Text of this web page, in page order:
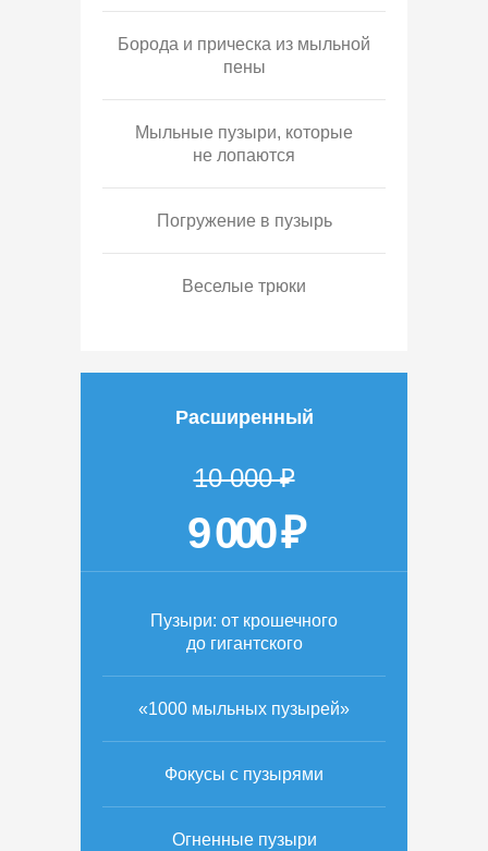
Борода и прическа из мыльной
пены
Мыльные пузыри, которые
не лопаются
Погружение в пузырь
Веселые трюки
Расширенный
10 000 ₽
9 000 ₽
Пузыри: от крошечного
до гигантского
«1000 мыльных пузырей»
Фокусы с пузырями
Огненные пузыри